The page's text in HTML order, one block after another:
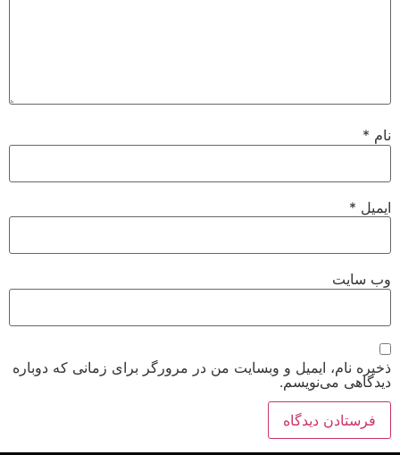
نام *
ایمیل *
وب‌ سایت
ذخیره نام، ایمیل و وبسایت من در مرورگر برای زمانی که دوباره
دیدگاهی می‌نویسم.